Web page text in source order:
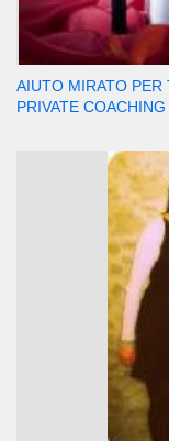
AIUTO MIRATO PER
PRIVATE